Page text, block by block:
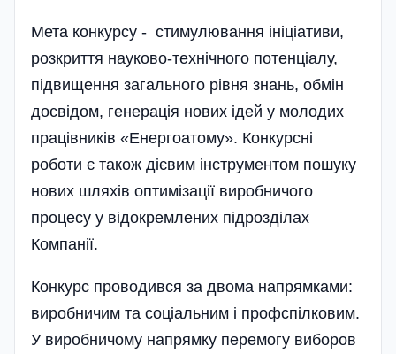
Мета конкурсу - стимулювання ініціативи,
розкриття науково-технічного потенціалу,
підвищення загального рівня знань, обмін
досвідом, генерація нових ідей у молодих
працівників «Енергоатому». Конкурсні
роботи є також дієвим інструментом пошуку
нових шляхів оптимізації виробничого
процесу у відокремлених підрозділах
Компанії.
Конкурс проводився за двома напрямками:
виробничим та соціальним і профспілковим.
У виробничому напрямку перемогу виборов